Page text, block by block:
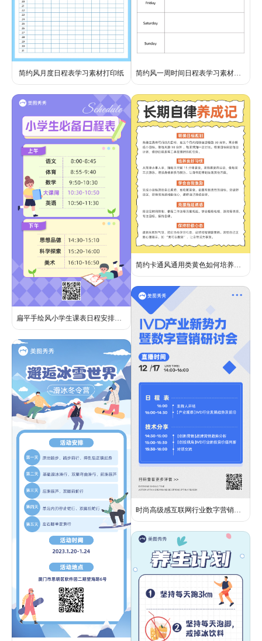
简约风月度日程表学习素材打印纸
扁平手绘风小学生课表日程安排表海报
简约风一周时间日程表学习素材打印纸
简约卡通风通用类黄色如何培养长期的自律小红书插图笔记内页
时尚高级感互联网行业数字营销研讨峰会交流分享海报